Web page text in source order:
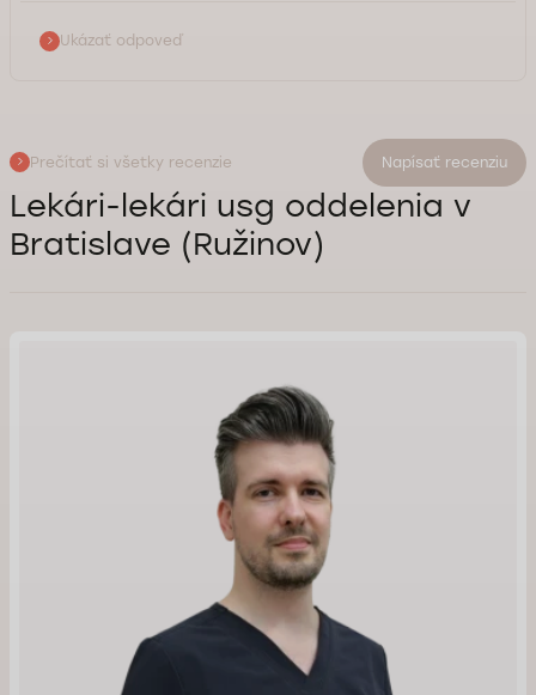
Ukázať odpoveď
Prečítať si všetky recenzie Napísať recenziu
Lekári-lekári usg oddelenia v
Bratislave (Ružinov)